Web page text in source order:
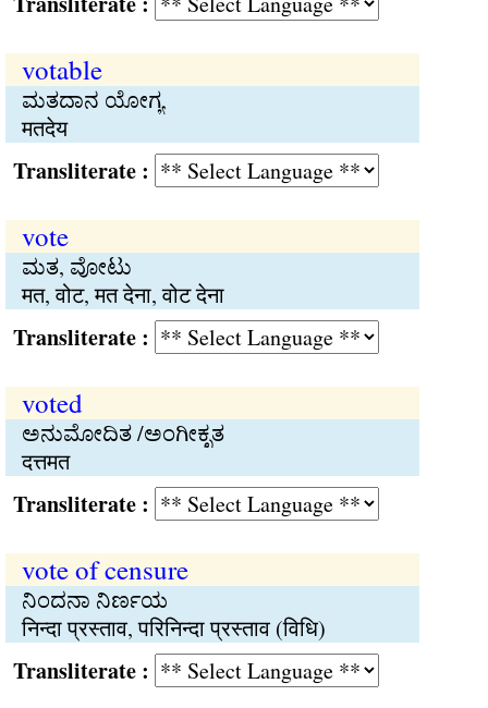
votable
ಮತದಾನ ಯೋಗ್ಯ
मतदेय
:
vote
ಮತ, ವೋಟು
मत, वोट, मत देना, वोट देना
:
voted
ಅನುಮೋದಿತ /ಅಂಗೀಕೃತ
दत्तमत
:
vote of censure
ನಿಂದನಾ ನಿರ್ಣಯ
निन्दा प्रस्ताव, परिनिन्दा प्रस्ताव (विधि)
: